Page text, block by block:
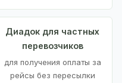
Диадок для частных
перевозчиков
для получения оплаты за
рейсы без пересылки